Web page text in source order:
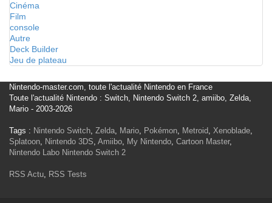
Cinéma
Film
console
Autre
Deck Builder
Jeu de plateau
Nintendo-master.com, toute l'actualité Nintendo en France
Toute l'actualité Nintendo : Switch, Nintendo Switch 2, amiibo, Zelda,
Mario - 2003-2026
Tags : Nintendo Switch, Zelda, Mario, Pokémon, Metroid, Xenoblade,
Splatoon, Nintendo 3DS, Amiibo, My Nintendo, Cartoon Master,
Nintendo Labo Nintendo Switch 2
RSS Actu, RSS Tests